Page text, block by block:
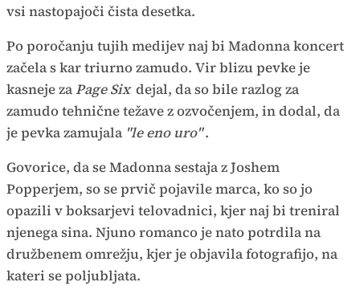
vsi nastopajoči čista desetka.
Po poročanju tujih medijev naj bi Madonna koncert
začela s kar triurno zamudo. Vir blizu pevke je
kasneje zaPage Six dejal, da so bile razlog za
zamudo tehnične težave z ozvočenjem, in dodal, da
je pevka zamujala "le eno uro".
Govorice, da se Madonna sestaja z Joshem
Popperjem, so se prvič pojavile marca, ko so jo
opazili v boksarjevi telovadnici, kjer naj bi treniral
njenega sina. Njuno romanco je nato potrdila na
družbenem omrežju, kjer je objavila fotografijo, na
kateri se poljubljata.